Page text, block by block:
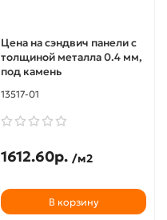
Цена на сэндвич панели с
толщиной металла 0.4 мм,
под камень
13517-01
1612.60р. /м2
В корзину